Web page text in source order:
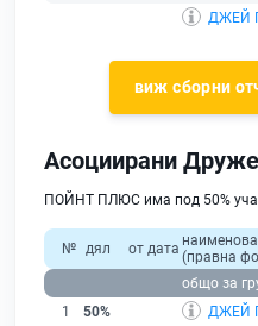
ДЖЕЙ
виж сборни
Асоциирани
ПОЙНТ ПЛЮС има под 50%
№ дял от дата (правна
общо за
1
50% ДЖЕЙ